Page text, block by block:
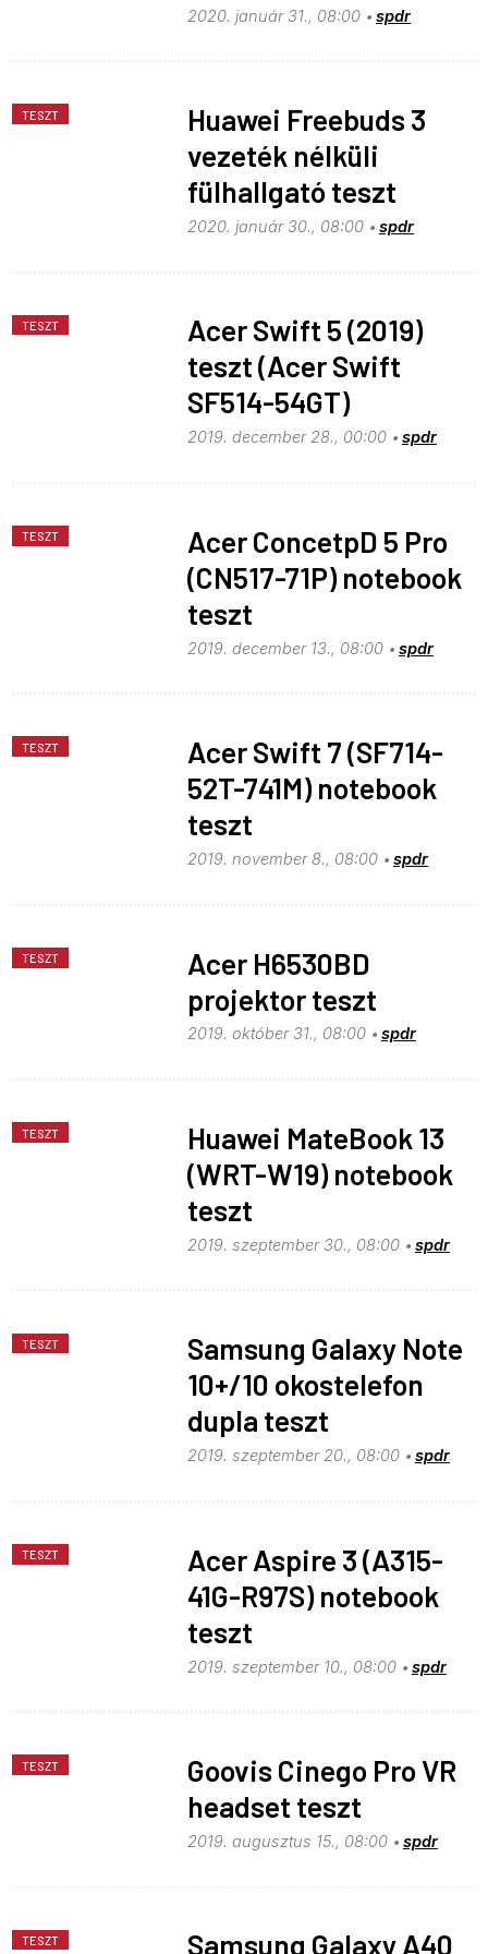
2020. január 31., 08:00 spdr
TESZT
Huawei Freebuds 3
vezeték nélküli
fülhallgató teszt
2020. január 30., 08:00 spdr
TESZT
Acer Swift 5 (2019)
teszt (Acer Swift
SF514-54GT)
2019. december 28., 00:00 spdr
TESZT
Acer ConcetpD 5 Pro
(CN517-71P) notebook
teszt
2019. december 13., 08:00 spdr
TESZT
Acer Swift 7 (SF714-
52T-741M) notebook
teszt
2019. november 8., 08:00 spdr
TESZT
Acer H6530BD
projektor teszt
2019. október 31., 08:00 spdr
TESZT
Huawei MateBook 13
(WRT-W19) notebook
teszt
2019. szeptember 30., 08:00 spdr
TESZT
Samsung Galaxy Note
10+/10 okostelefon
dupla teszt
2019. szeptember 20., 08:00 spdr
TESZT
Acer Aspire 3 (A315-
41G-R97S) notebook
teszt
2019. szeptember 10., 08:00 spdr
TESZT
Goovis Cinego Pro VR
headset teszt
2019. augusztus 15., 08:00 spdr
TESZT
Samsung Galaxy A40